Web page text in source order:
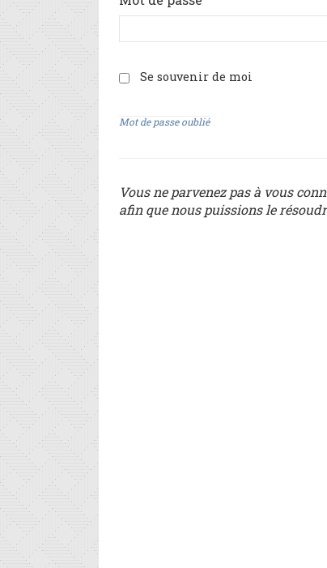
Se souvenir de moi
Mot de passe oublié
Vous ne parvenez pas à vous
afin que nous puissions le